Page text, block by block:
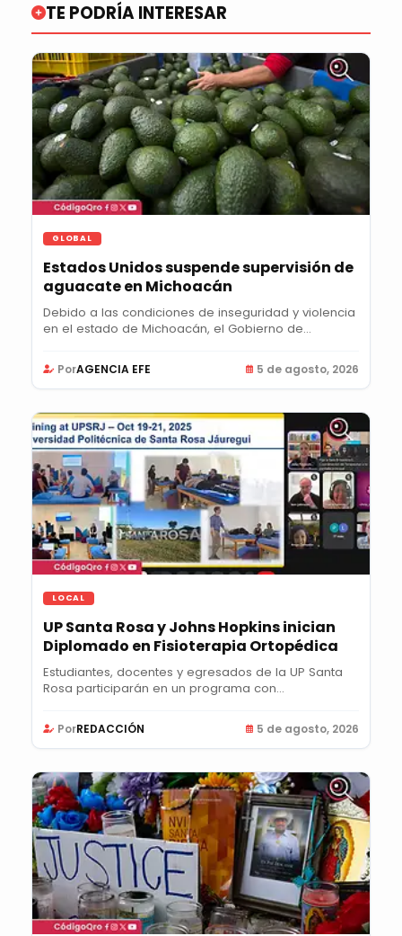
TE PODRÍA INTERESAR
GLOBAL
Estados Unidos suspende supervisión de
aguacate en Michoacán
Debido a las condiciones de inseguridad y violencia
en el estado de Michoacán, el Gobierno de...
PorAGENCIA EFE 5 de agosto, 2026
LOCAL
UP Santa Rosa y Johns Hopkins inician
Diplomado en Fisioterapia Ortopédica
Estudiantes, docentes y egresados de la UP Santa
Rosa participarán en un programa con
PorREDACCIÓN 5 de agosto, 2026